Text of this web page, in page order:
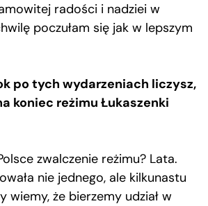
radości i nadziei w
poczułam się jak w lepszym
po tych wydarzeniach liczysz,
koniec reżimu Łukaszenki
zwalczenie reżimu? Lata.
nie jednego, ale kilkunastu
wiemy, że bierzemy udział w